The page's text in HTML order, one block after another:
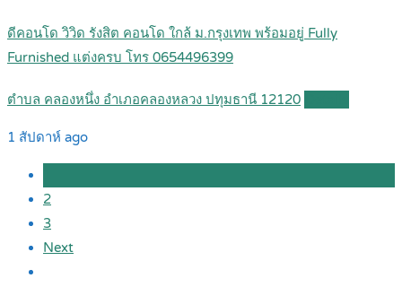
ดีคอนโด วิวิด รังสิต คอนโด ใกล้ ม.กรุงเทพ พร้อมอยู่ Fully
Furnished แต่งครบ โทร 0654496399
ตำบล คลองหนึ่ง อำเภอคลองหลวง ปทุมธานี 12120
1 สัปดาห์ ago
2
3
Next